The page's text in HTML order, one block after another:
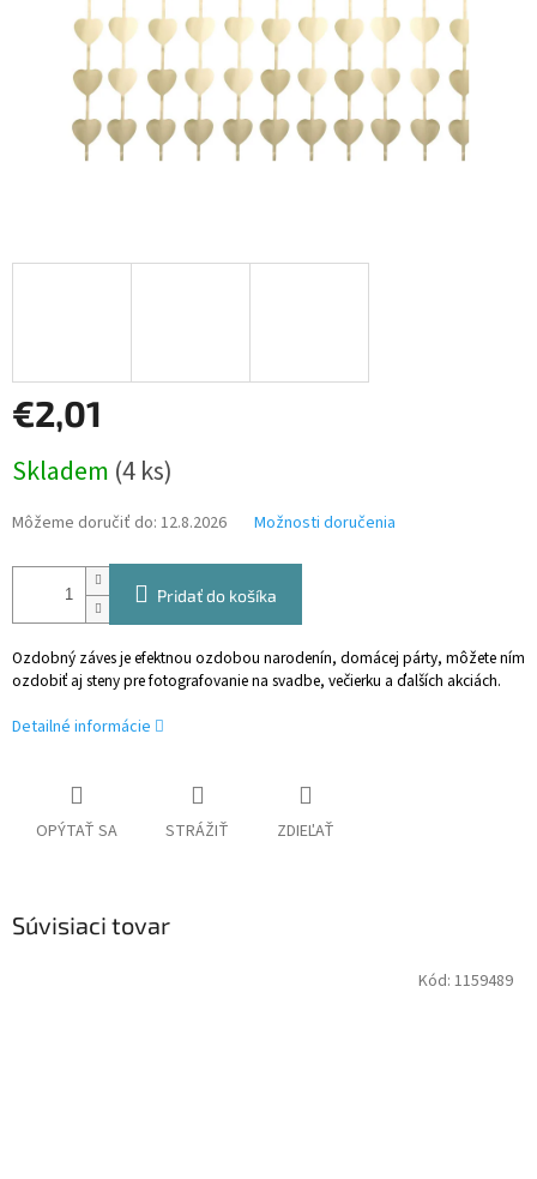
€2,01
cena:
Skladem (4 ks)
Môžeme doručiť do: 12.8.2026 Možnosti doručenia
Pridať do košíka
Ozdobný záves je efektnou ozdobou narodenín, domácej párty, môžete ním
ozdobiť aj steny pre fotografovanie na svadbe, večierku a ďalších akciách.
Detailné informácie
OPÝTAŤ SA STRÁŽIŤ ZDIEĽAŤ
Súvisiaci tovar
Kód: 1159489